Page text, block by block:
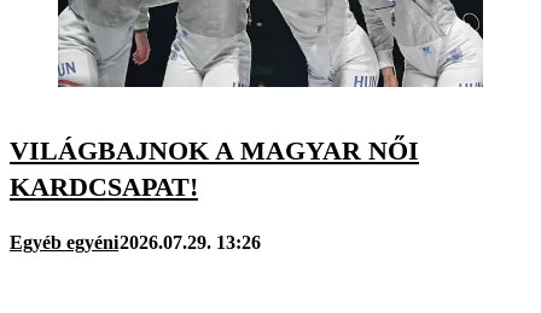
VILÁGBAJNOK A MAGYAR NŐI
KARDCSAPAT!
Egyéb egyéni2026.07.29. 13:26